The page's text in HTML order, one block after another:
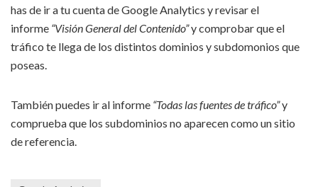
has de ir a tu cuenta de Google Analytics y revisar el
informe “Visión General del Contenido”y comprobar que el
tráfico te llega de los distintos dominios y subdomonios que
poseas.
También puedes ir al informe “Todas las fuentes de tráfico”y
comprueba que los subdominios no aparecen como un sitio
de referencia.